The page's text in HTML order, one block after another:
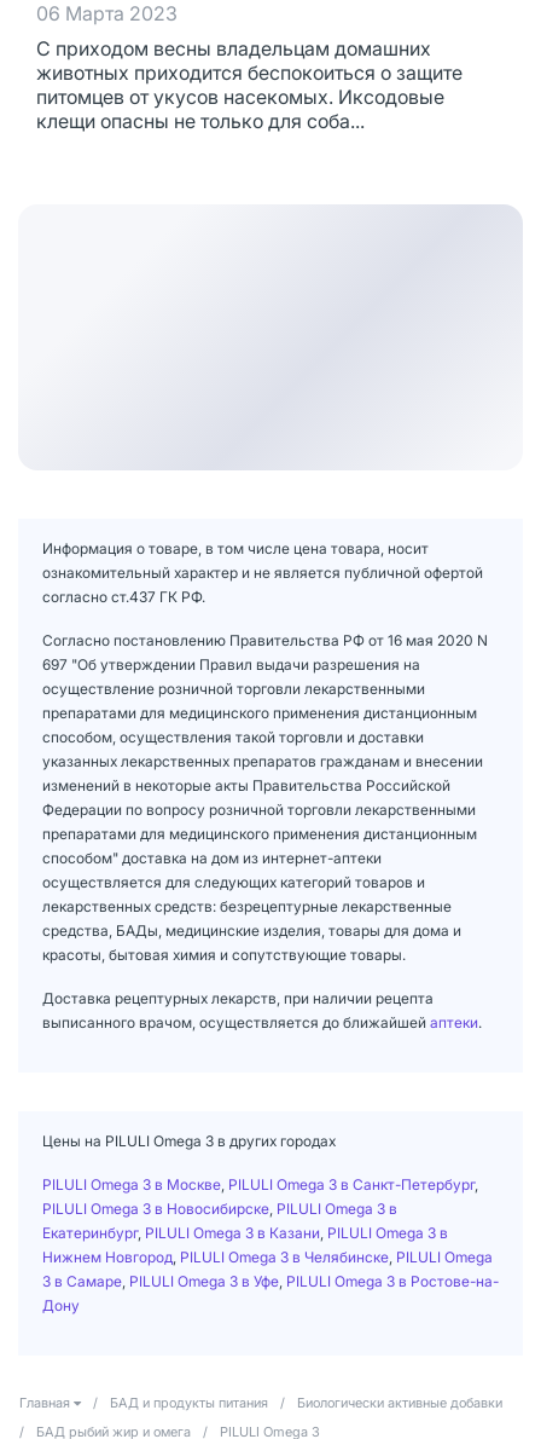
06 Марта 2023
С приходом весны владельцам домашних
животных приходится беспокоиться о защите
питомцев от укусов насекомых. Иксодовые
клещи опасны не только для соба...
Информация о товаре, в том числе цена товара, носит
ознакомительный характер и не является публичной офертой
согласно ст.437 ГК РФ.
Согласно постановлению Правительства РФ от 16 мая 2020 N
697 "Об утверждении Правил выдачи разрешения на
осуществление розничной торговли лекарственными
препаратами для медицинского применения дистанционным
способом, осуществления такой торговли и доставки
указанных лекарственных препаратов гражданам и внесении
изменений в некоторые акты Правительства Российской
Федерации по вопросу розничной торговли лекарственными
препаратами для медицинского применения дистанционным
способом" доставка на дом из интернет-аптеки
осуществляется для следующих категорий товаров и
лекарственных средств: безрецептурные лекарственные
средства, БАДы, медицинские изделия, товары для дома и
красоты, бытовая химия и сопутствующие товары.
Доставка рецептурных лекарств, при наличии рецепта
выписанного врачом, осуществляется до ближайшей аптеки.
Цены на PILULI Omega 3 в других городах
PILULI Omega 3 в Москве PILULI Omega 3 в Санкт-Петербург,
PILULI Omega 3 в Новосибирске PILULI Omega 3 в
Екатеринбург, PILULI Omega 3 в Казани PILULI Omega 3 в
Нижнем Новгород PILULI Omega 3 в Челябинске PILULI Omega
3 в Самаре PILULI Omega 3 в Уфе PILULI Omega 3 в Ростове-на-
Дону
Главная / БАД и продукты питания /
Биологически активные добавки
/
БАД рыбий жир и омега / PILULI Omega 3